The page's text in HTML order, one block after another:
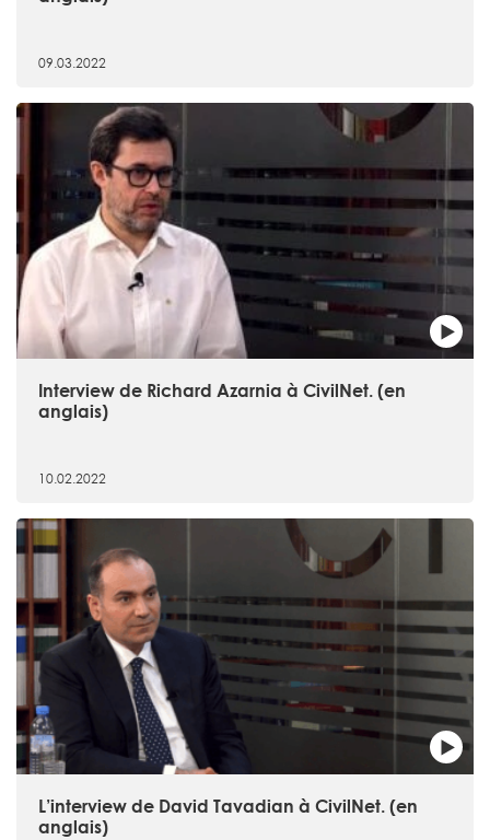
09.03.2022
Interview de Richard Azarnia à CivilNet. (en
anglais)
10.02.2022
L’interview de David Tavadian à CivilNet. (en
anglais)